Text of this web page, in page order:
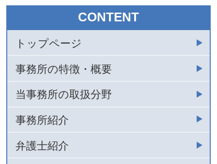
CONTENT
トップページ
事務所の特徴・概要
当事務所の取扱分野
事務所紹介
弁護士紹介